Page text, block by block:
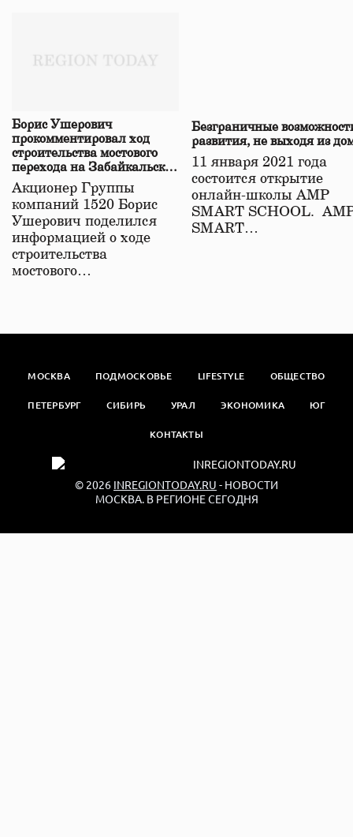
Борис Ушерович
прокомментировал ход
строительства мостового
перехода на Забайкальской
железной дороге
Акционер Группы
компаний 1520 Борис
Ушерович поделился
информацией о ходе
строительства
мостового…
Безграничные
развития, не выходя из
11 января 2021 года
состоится открытие
онлайн-школы АМР
SMART SCHOOL.
SMART…
МОСКВА ПОДМОСКОВЬЕ LIFESTYLE ОБЩЕСТВО
ПЕТЕРБУРГ СИБИРЬ УРАЛ ЭКОНОМИКА ЮГ
КОНТАКТЫ
© 2026 INREGIONTODAY.RU - НОВОСТИ
МОСКВА. В РЕГИОНЕ СЕГОДНЯ